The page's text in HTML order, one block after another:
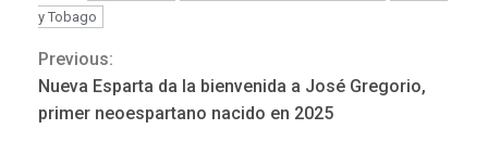
y Tobago
Continue
Reading
Previous:
Nueva Esparta da la bienvenida a José Gregorio,
primer neoespartano nacido en 2025
REGIONALES ÚLTIMA HORA
Gobernadora llevó tanques